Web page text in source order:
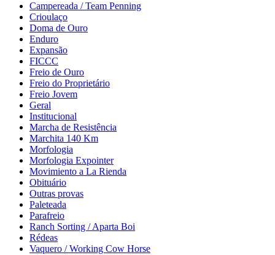
Campereada / Team Penning
Crioulaço
Doma de Ouro
Enduro
Expansão
FICCC
Freio de Ouro
Freio do Proprietário
Freio Jovem
Geral
Institucional
Marcha de Resistência
Marchita 140 Km
Morfologia
Morfologia Expointer
Movimiento a La Rienda
Obituário
Outras provas
Paleteada
Parafreio
Ranch Sorting / Aparta Boi
Rédeas
Vaquero / Working Cow Horse